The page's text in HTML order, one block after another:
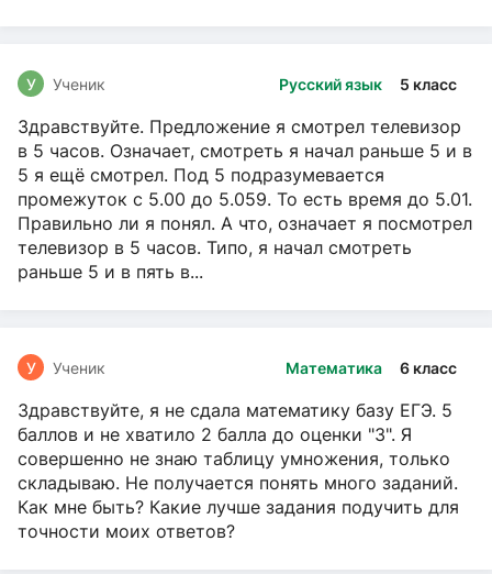
Русский язык 5 класс
У Ученик
Здравствуйте. Предложение я смотрел телевизор
в 5 часов. Означает, смотреть я начал раньше 5 и в
5 я ещё смотрел. Под 5 подразумевается
промежуток с 5.00 до 5.059. То есть время до 5.01.
Правильно ли я понял. А что, означает я посмотрел
телевизор в 5 часов. Типо, я начал смотреть
раньше 5 и в пять в...
Математика 6 класс
У Ученик
Здравствуйте, я не сдала математику базу ЕГЭ. 5
баллов и не хватило 2 балла до оценки "3". Я
совершенно не знаю таблицу умножения, только
складываю. Не получается понять много заданий.
Как мне быть? Какие лучше задания подучить для
точности моих ответов?